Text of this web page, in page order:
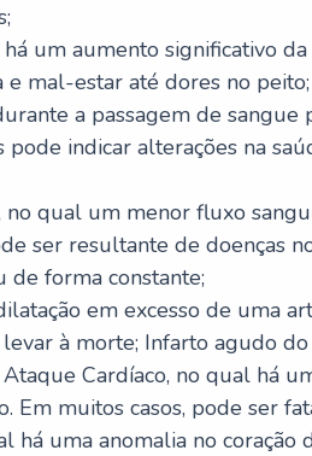
um aumento significativo da
mal-estar até dores no peito;
a passagem de sangue
pode indicar alterações na
no qual um menor fluxo
ser resultante de doenças
de forma constante;
em excesso de uma
à morte; Infarto agudo
Cardíaco, no qual há
Em muitos casos, pode ser
há uma anomalia no coração